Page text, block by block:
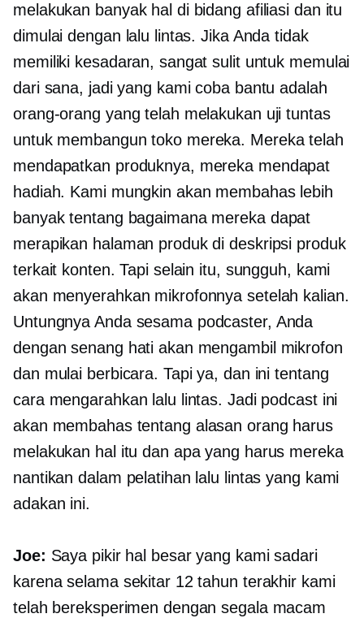
melakukan banyak hal di bidang afiliasi dan itu
dimulai dengan lalu lintas. Jika Anda tidak
memiliki kesadaran, sangat sulit untuk memulai
dari sana, jadi yang kami coba bantu adalah
orang-orang yang telah melakukan uji tuntas
untuk membangun toko mereka. Mereka telah
mendapatkan produknya, mereka mendapat
hadiah. Kami mungkin akan membahas lebih
banyak tentang bagaimana mereka dapat
merapikan halaman produk di deskripsi produk
terkait konten. Tapi selain itu, sungguh, kami
akan menyerahkan mikrofonnya setelah kalian.
Untungnya Anda sesama podcaster, Anda
dengan senang hati akan mengambil mikrofon
dan mulai berbicara. Tapi ya, dan ini tentang
cara mengarahkan lalu lintas. Jadi podcast ini
akan membahas tentang alasan orang harus
melakukan hal itu dan apa yang harus mereka
nantikan dalam pelatihan lalu lintas yang kami
adakan ini.
Joe: Saya pikir hal besar yang kami sadari
karena selama sekitar 12 tahun terakhir kami
telah bereksperimen dengan segala macam